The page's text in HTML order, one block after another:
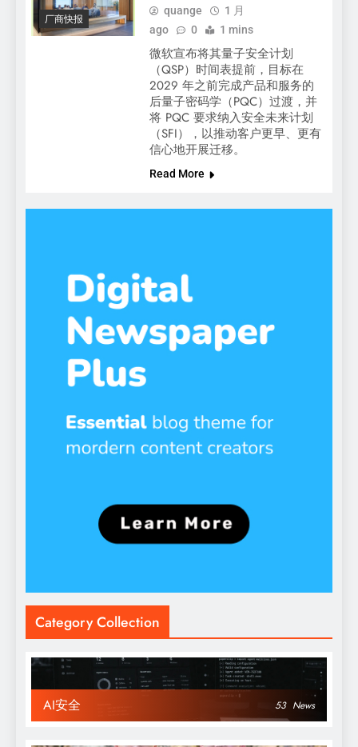
厂商快报
quange
1 月
ago
0 1 mins
微软宣布将其量子安全计划
（QSP）时间表提前，目标在
2029 年之前完成产品和服务的
后量子密码学（PQC）过渡，并
将 PQC 要求纳入安全未来计划
（SFI），以推动客户更早、更有
信心地开展迁移。
Read More
Category Collection
AI安全 53 News